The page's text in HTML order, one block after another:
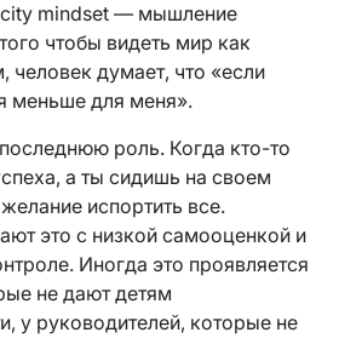
mindset — мышление
чтобы видеть мир как
человек думает, что «если
меньше для меня».
роль. Когда кто-то
а ты сидишь на своем
испортить все.
это с низкой самооценкой и
Иногда это проявляется
не дают детям
у руководителей, которые не